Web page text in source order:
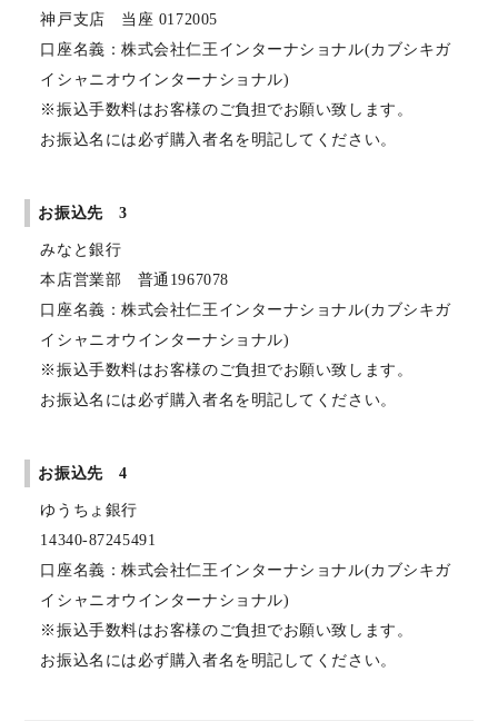
神戸支店 当座 0172005
口座名義：株式会社仁王インターナショナル(カブシキガ
イシャニオウインターナショナル)
※振込手数料はお客様のご負担でお願い致します。
お振込名には必ず購入者名を明記してください。
お振込先 3
みなと銀行
本店営業部 普通1967078
口座名義：株式会社仁王インターナショナル(カブシキガ
イシャニオウインターナショナル)
※振込手数料はお客様のご負担でお願い致します。
お振込名には必ず購入者名を明記してください。
お振込先 4
ゆうちょ銀行
14340-87245491
口座名義：株式会社仁王インターナショナル(カブシキガ
イシャニオウインターナショナル)
※振込手数料はお客様のご負担でお願い致します。
お振込名には必ず購入者名を明記してください。